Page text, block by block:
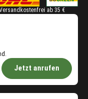
ab 35 €
Jetzt anrufen